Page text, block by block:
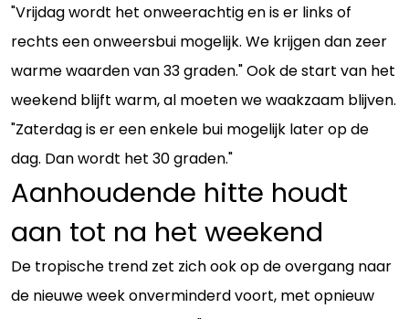
"Vrijdag wordt het onweerachtig en is er links of
rechts een onweersbui mogelijk. We krijgen dan zeer
warme waarden van 33 graden." Ook de start van het
weekend blijft warm, al moeten we waakzaam blijven.
"Zaterdag is er een enkele bui mogelijk later op de
dag. Dan wordt het 30 graden."
Aanhoudende hitte houdt
aan tot na het weekend
De tropische trend zet zich ook op de overgang naar
de nieuwe week onverminderd voort, met opnieuw